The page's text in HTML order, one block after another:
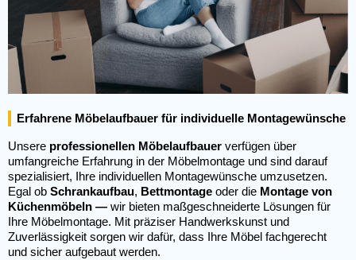
Erfahrene Möbelaufbauer für individuelle Montagewünsche
Unsere professionellen Möbelaufbauer verfügen über
umfangreiche Erfahrung in der Möbelmontage und sind darauf
spezialisiert, Ihre individuellen Montagewünsche umzusetzen.
Egal ob Schrankaufbau, Bettmontage oder die Montage von
Küchenmöbeln — wir bieten maßgeschneiderte Lösungen für
Ihre Möbelmontage. Mit präziser Handwerkskunst und
Zuverlässigkeit sorgen wir dafür, dass Ihre Möbel fachgerecht
und sicher aufgebaut werden.